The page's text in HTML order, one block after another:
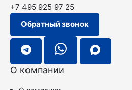
+7 495 925 97 25
Обратный звонок
О компании